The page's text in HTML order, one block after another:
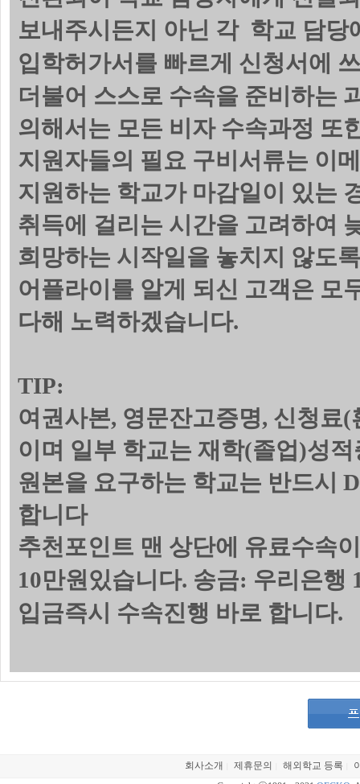
보내주시든지 아닌 각 학교 담당
입학허가서를 빠르게 신청서에
더불어 스스로 수속을 준비하는
의해서는 모든 비자 수속과정 또
지원자들의 필요 구비서류는 이
지원하는 학교가 마감일이 있는
취득에 걸리는 시간을 고려하여
희망하는 시작일을 놓치지 않도
어플라이를 알게 되신 고객은 모
다해 노력하겠습니다.
TIP:
여권사본, 영문잔고증명, 신청료(
이며 일부 학교는 재학(졸업)성
원본을 요구하는 학교는 반드시
합니다
추천포인트 맨 상단에 유료수속
10만원있습니다. 송금: 우리은행
입금즉시 수속진행 바로 합니다.
회사소개 제휴문의 해외학교 등록